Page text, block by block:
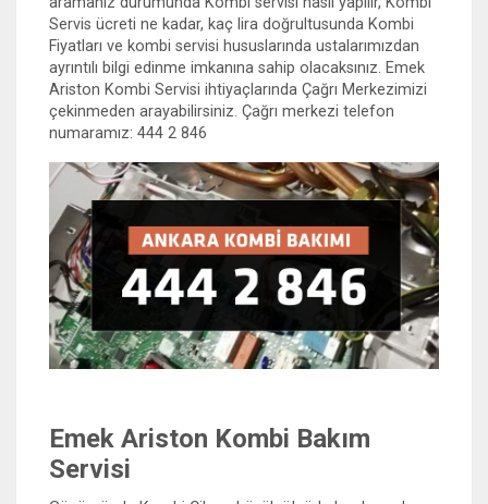
Servis ücreti ne kadar, kaç lira doğrultusunda Kombi
Fiyatları ve kombi servisi hususlarında ustalarımızdan
ayrıntılı bilgi edinme imkanına sahip olacaksınız. Emek
Ariston Kombi Servisi ihtiyaçlarında Çağrı Merkezimizi
çekinmeden arayabilirsiniz. Çağrı merkezi telefon
numaramız: 444 2 846
Emek Ariston Kombi Bakım
Servisi